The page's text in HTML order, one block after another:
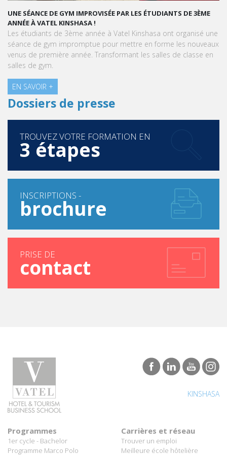
UNE SÉANCE DE GYM IMPROVISÉE PAR LES ÉTUDIANTS DE 3ÈME
ANNÉE À VATEL KINSHASA !
Les étudiants de 3ème année à Vatel Kinshasa ont organisé une
séance de gym impromptue pour mettre en forme les nouveaux
venus de première année. Transformant les salles de classe en
salles de gym.
EN SAVOIR +
Dossiers de presse
TROUVEZ VOTRE FORMATION EN
3 étapes
INSCRIPTIONS -
brochure
PRISE DE
contact
KINSHASA
Programmes
1er cycle - Bachelor
Programme Marco Polo
Carrières et réseau
Trouver un emploi
Meilleure école hôtelière